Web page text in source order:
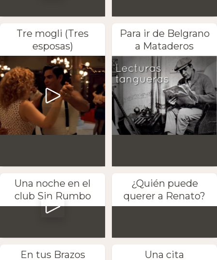
Tre mogli (Tres
esposas)
Para ir de Belgrano
a Mataderos
Una noche en el
club Sin Rumbo
¿Quién puede
querer a Renato?
En tus Brazos
Una cita